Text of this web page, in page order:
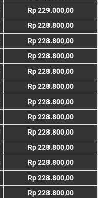
Rp 229.000,00
Rp 228.800,00
Rp 228.800,00
Rp 228.800,00
Rp 228.800,00
Rp 228.800,00
Rp 228.800,00
Rp 228.800,00
Rp 228.800,00
Rp 228.800,00
Rp 228.800,00
Rp 228.800,00
Rp 228.800,00